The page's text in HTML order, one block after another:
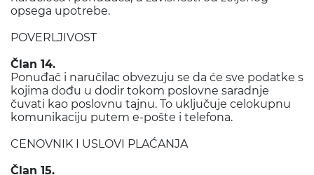
opsega upotrebe.
POVERLJIVOST
Član 14.
Ponuđač i naručilac obvezuju se da će sve podatke s
kojima dođu u dodir tokom poslovne saradnje
čuvati kao poslovnu tajnu. To uključuje celokupnu
komunikaciju putem e-pošte i telefona.
CENOVNIK I USLOVI PLAĆANJA
Član 15.